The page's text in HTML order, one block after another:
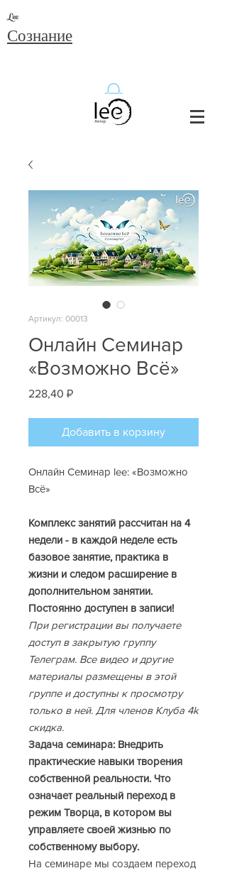
Lee
Сознание
Артикул: 00013
Онлайн Семинар
«Возможно Всё»
228,40 ₽Цена
Добавить в корзину
Онлайн Семинар lee: «Возможно
Всё»
Комплекс занятий рассчитан на 4
недели - в каждой неделе есть
базовое занятие, практика в
жизни и следом расширение в
дополнительном занятии.
Постоянно доступен в записи!
При регистрации вы получаете
доступ в закрытую группу
Телеграм. Все видео и другие
материалы размещены в этой
группе и доступны к просмотру
только в ней. Для членов Клуба 4k
скидка.
Задача семинара: Внедрить
практические навыки творения
собственной реальности. Что
означает реальный переход в
режим Творца, в котором вы
управляете своей жизнью по
собственному выбору.
На семинаре мы создаем переход